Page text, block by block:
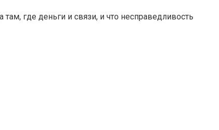
где деньги и связи, и что несправедливость